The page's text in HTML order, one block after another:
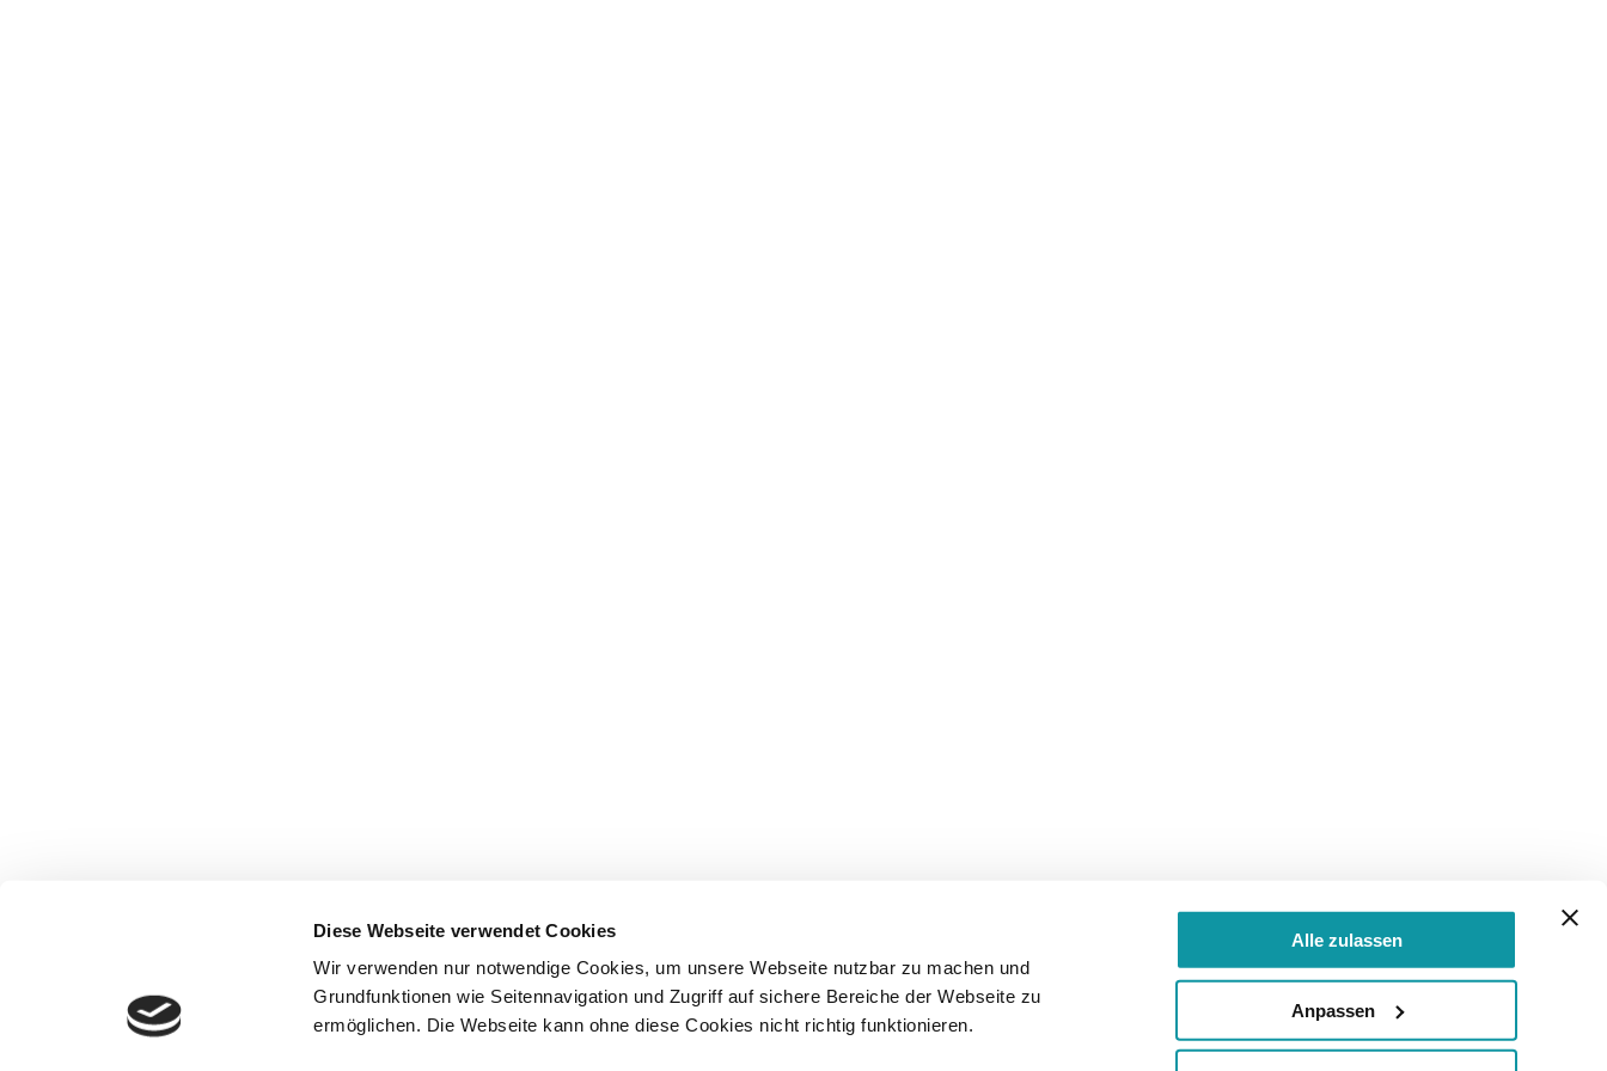
Diese Webseite verwendet Cookies
Wir verwenden nur notwendige Cookies, um unsere Webseite nutzbar zu machen und
Grundfunktionen wie Seitennavigation und Zugriff auf sichere Bereiche der Webseite zu
ermöglichen. Die Webseite kann ohne diese Cookies nicht richtig funktionieren.
Alle zulassen
Anpassen